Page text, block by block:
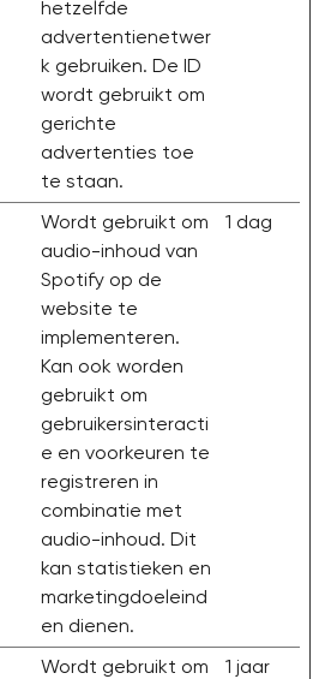
hetzelfde
advertentienetwer
k gebruiken. De ID
wordt gebruikt om
gerichte
advertenties toe
te staan.
Wordt gebruikt om
audio-inhoud van
Spotify op de
website te
implementeren.
Kan ook worden
gebruikt om
gebruikersinteracti
e en voorkeuren te
registreren in
combinatie met
audio-inhoud. Dit
kan statistieken en
marketingdoeleind
en dienen.
1 dag
Wordt gebruikt om
1 jaar